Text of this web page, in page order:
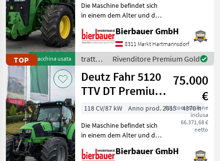
Steyr
700
New Holland
504
Claas
428
John Deere
422
Deutz Fahr
299
Mostra
tutti
31
TOP Macchina usata
Die Maschine befindet sich
in einem dem Alter und der
Zustand und kann nach
telefonischer Vereinbarung
gerne vor Ort besichtigt
und geprüft we
Bierbauer GmbH
8311 Markt Hartmannsdorf
trattori
/ John
Deere
Rivenditore Premium Gold
Deutz Fahr 5120
TTV DT Premium
Plus
75.000
€
IVA/commissione
inclusa
66.371,68 €
netto
118 CV/87 kW Anno prod. 2015
4370 h
Die Maschine befindet sich
in einem dem Alter und der
Zustand und kann nach
Bierbauer GmbH